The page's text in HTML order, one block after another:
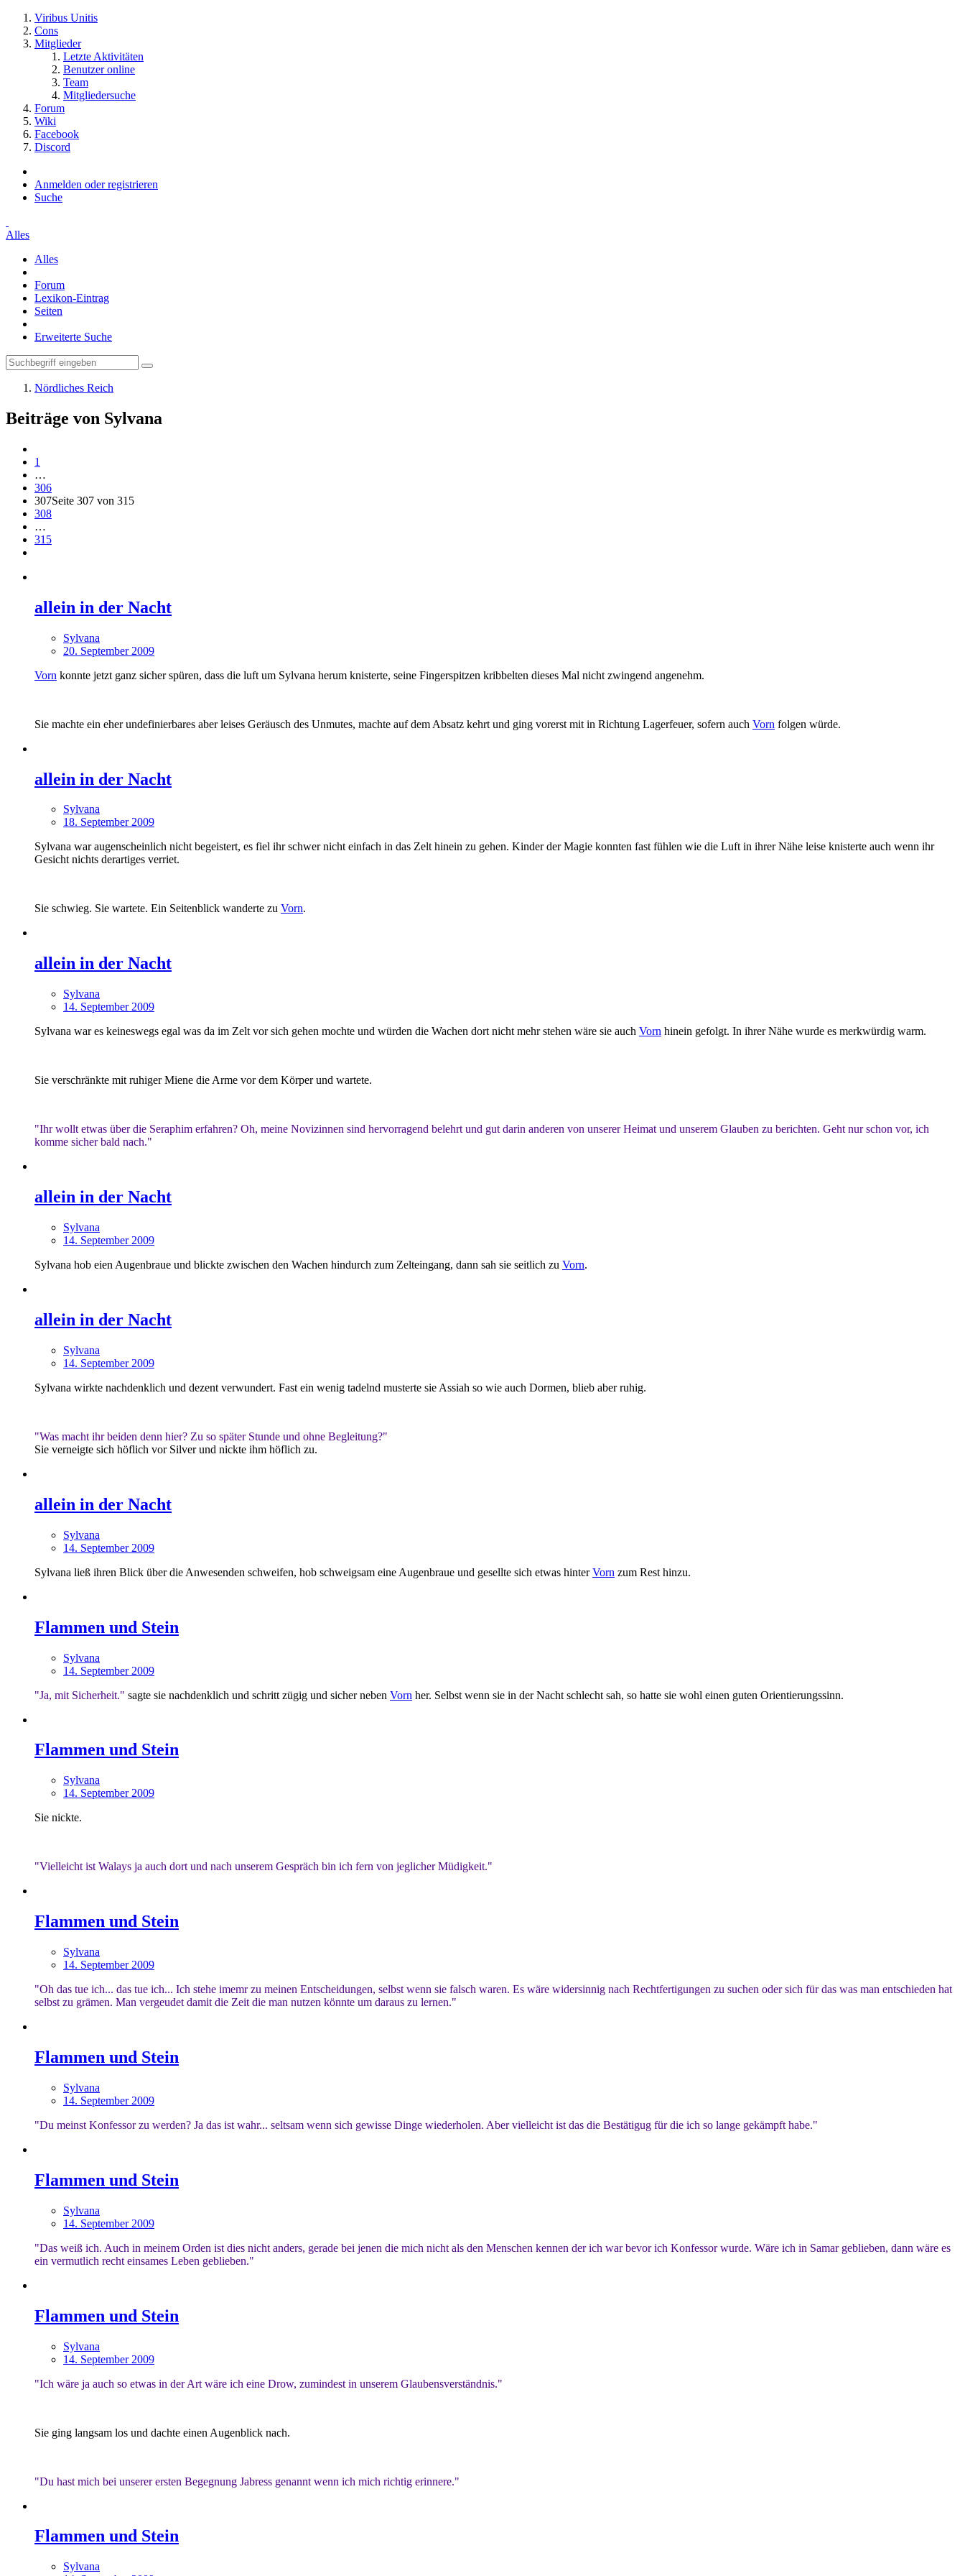
Viribus Unitis
Cons
Mitglieder
Letzte Aktivitäten
Benutzer online
Team
Mitgliedersuche
Forum
Wiki
Facebook
Discord
Anmelden oder registrieren
Suche
Alles
Alles
Forum
Lexikon-Eintrag
Seiten
Erweiterte Suche
Nördliches Reich
Beiträge von Sylvana
1
…
306
307Seite 307 von 315
308
…
315
allein in der Nacht
Sylvana
20. September 2009
Vorn konnte jetzt ganz sicher spüren, dass die luft um Sylvana herum knisterte, seine Fingerspitzen kribbelten dieses Mal nicht zwingend angenehm.
Sie machte ein eher undefinierbares aber leises Geräusch des Unmutes, machte auf dem Absatz kehrt und ging vorerst mit in Richtung Lagerfeuer, sofern auch Vorn folgen würde.
allein in der Nacht
Sylvana
18. September 2009
Sylvana war augenscheinlich nicht begeistert, es fiel ihr schwer nicht einfach in das Zelt hinein zu gehen. Kinder der Magie konnten fast fühlen wie die Luft in ihrer Nähe leise knisterte auch wenn ihr
Gesicht nichts derartiges verriet.
Sie schwieg. Sie wartete. Ein Seitenblick wanderte zu Vorn.
allein in der Nacht
Sylvana
14. September 2009
Sylvana war es keineswegs egal was da im Zelt vor sich gehen mochte und würden die Wachen dort nicht mehr stehen wäre sie auch Vorn hinein gefolgt. In ihrer Nähe wurde es merkwürdig warm.
Sie verschränkte mit ruhiger Miene die Arme vor dem Körper und wartete.
"Ihr wollt etwas über die Seraphim erfahren? Oh, meine Novizinnen sind hervorragend belehrt und gut darin anderen von unserer Heimat und unserem Glauben zu berichten. Geht nur schon vor, ich
komme sicher bald nach."
allein in der Nacht
Sylvana
14. September 2009
Sylvana hob eien Augenbraue und blickte zwischen den Wachen hindurch zum Zelteingang, dann sah sie seitlich zu Vorn.
allein in der Nacht
Sylvana
14. September 2009
Sylvana wirkte nachdenklich und dezent verwundert. Fast ein wenig tadelnd musterte sie Assiah so wie auch Dormen, blieb aber ruhig.
"Was macht ihr beiden denn hier? Zu so später Stunde und ohne Begleitung?"
Sie verneigte sich höflich vor Silver und nickte ihm höflich zu.
allein in der Nacht
Sylvana
14. September 2009
Sylvana ließ ihren Blick über die Anwesenden schweifen, hob schweigsam eine Augenbraue und gesellte sich etwas hinterVorn zum Rest hinzu.
Flammen und Stein
Sylvana
14. September 2009
"Ja, mit Sicherheit." sagte sie nachdenklich und schritt zügig und sicher neben Vorn her. Selbst wenn sie in der Nacht schlecht sah, so hatte sie wohl einen guten Orientierungssinn.
Flammen und Stein
Sylvana
14. September 2009
Sie nickte.
"Vielleicht ist Walays ja auch dort und nach unserem Gespräch bin ich fern von jeglicher Müdigkeit."
Flammen und Stein
Sylvana
14. September 2009
"Oh das tue ich... das tue ich... Ich stehe imemr zu meinen Entscheidungen, selbst wenn sie falsch waren. Es wäre widersinnig nach Rechtfertigungen zu suchen oder sich für das was man entschieden hat
selbst zu grämen. Man vergeudet damit die Zeit die man nutzen könnte um daraus zu lernen."
Flammen und Stein
Sylvana
14. September 2009
"Du meinst Konfessor zu werden? Ja das ist wahr... seltsam wenn sich gewisse Dinge wiederholen. Aber vielleicht ist das die Bestätigug für die ich so lange gekämpft habe."
Flammen und Stein
Sylvana
14. September 2009
"Das weiß ich. Auch in meinem Orden ist dies nicht anders, gerade bei jenen die mich nicht als den Menschen kennen der ich war bevor ich Konfessor wurde. Wäre ich in Samar geblieben, dann wäre es
ein vermutlich recht einsames Leben geblieben."
Flammen und Stein
Sylvana
14. September 2009
"Ich wäre ja auch so etwas in der Art wäre ich eine Drow, zumindest in unserem Glaubensverständnis."
Sie ging langsam los und dachte einen Augenblick nach.
"Du hast mich bei unserer ersten Begegnung Jabress genannt wenn ich mich richtig erinnere."
Flammen und Stein
Sylvana